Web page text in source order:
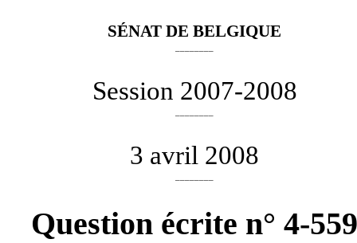
SÉNAT DE BELGIQUE
Session 2007-2008
3 avril 2008
Question écrite n° 4-